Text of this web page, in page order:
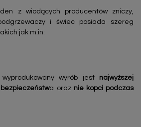
z wiodących producentów zniczy,
i świec posiada szereg
jak m.in:
wyrób jest najwyższej
a oraz nie kopci podczas